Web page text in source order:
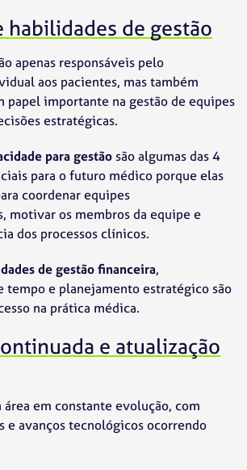
habilidades de gestão
apenas responsáveis pelo
aos pacientes, mas também
papel importante na gestão de equipes
estratégicas.
para gestãosão algumas das 4
para o futuro médico porque elas
coordenar equipes
motivar os membros da equipe e
dos processos clínicos.
de gestão financeira,
tempo e planejamento estratégico são
na prática médica.
e atualização
em constante evolução, com
e avanços tecnológicos ocorrendo